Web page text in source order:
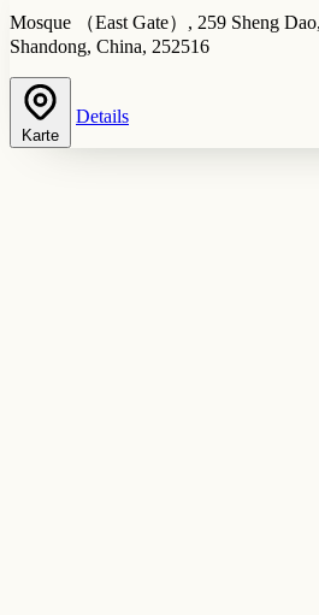
Mosque （East Gate）, 259 Sheng
Shandong, China, 252516
Karte
Details